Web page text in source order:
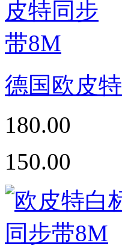
德国欧皮
180.00
150.00